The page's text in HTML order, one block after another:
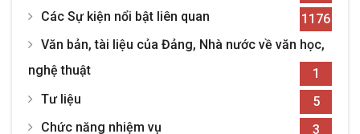
Các Sự kiện nổi bật liên quan
1176
Văn bản, tài liệu của Đảng, Nhà nước về văn học,
nghệ thuật
1
Tư liệu
5
Chức năng nhiệm vụ
3